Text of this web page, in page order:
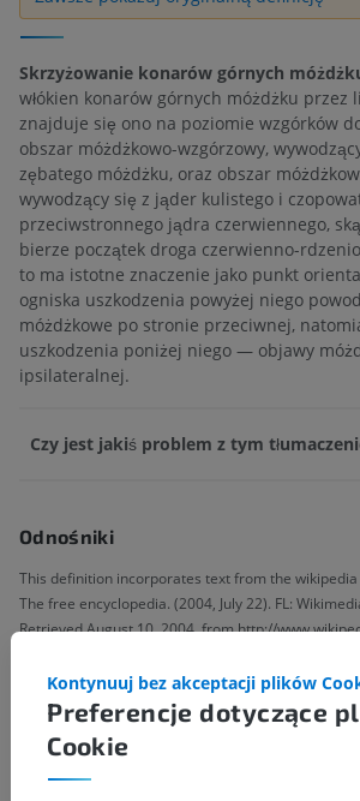
Skrzyżowanie konarów górnych
włókien konarów górnych móżdżku przez
znajduje się ono na poziomie wzgórków
obszar móżdżkowo-wzgórzowy,
zębatego móżdżku, oraz obszar
wywodzący się z jąder kulistego i
przeciwstronnego jądra czerwiennego,
bierze początek droga czerwienno-
to ma istotne znaczenie jako punkt
ogniska uszkodzenia powyżej niego
móżdżkowe po stronie przeciwnej,
uszkodzenia poniżej niego — objawy
ipsilateralnej.
Czy jest jakiś problem z tym
Odnośniki
This definition incorporates text from the
The free encyclopedia. (2004, July 22). FL:
Retrieved August 10, 2004, from http://
Galeria
Preferencje dotyczące
Cookie
Kontynuuj bez akceptacji plików